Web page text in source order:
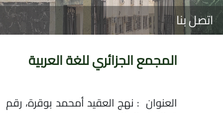
اتصل بنا
المجمع الجزائري للغة العربية
العنوان : نهج العقيد أمحمد بوقرة، رقم